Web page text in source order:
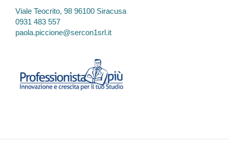
Viale Teocrito, 98 96100 Siracusa
0931 483 557
paola.piccione@sercon1srl.it